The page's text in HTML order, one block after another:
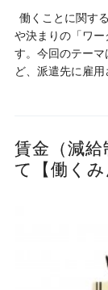
働くことに関す
や決まりの「ワ
す。今回のテー
ど、派遣先に雇
賃金（減
て【働く